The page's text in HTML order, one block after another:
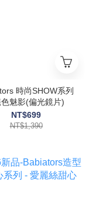
時尚SHOW系列
魅影(偏光鏡片)
NT$699
NT$1,390